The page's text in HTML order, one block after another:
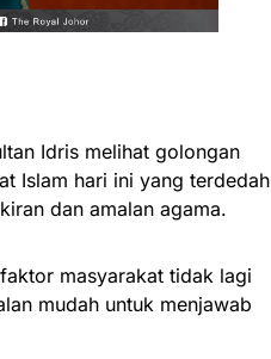
Idris melihat golongan
Islam hari ini yang terdedah
dan amalan agama.
masyarakat tidak lagi
mudah untuk menjawab